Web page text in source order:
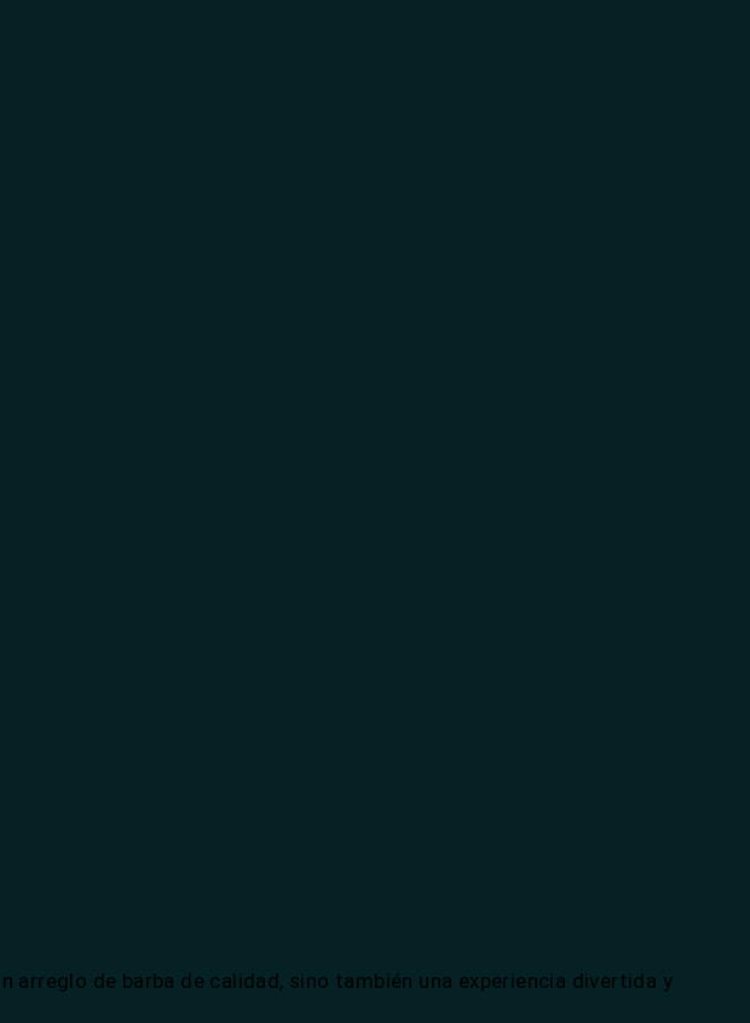
arreglo de barba de calidad, sino también una experiencia divertida y